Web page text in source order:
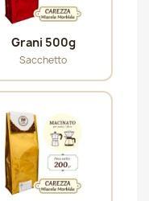
Grani 500g
Sacchetto